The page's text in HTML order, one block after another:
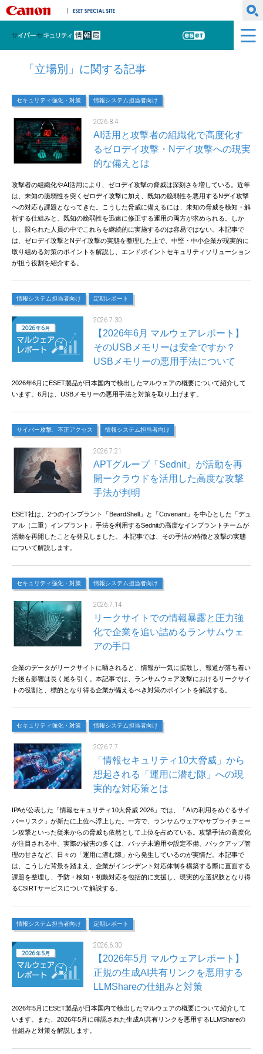
キヤノンマーケティングジャパン株式会社
サイバーセキュリティ情報局
ESET
「立場別」に関する記事
セキュリティ強化・対策 情報システム担当者向け
2026.8.4
AI活用と攻撃者の組織化で高度化す
るゼロデイ攻撃・Nデイ攻撃への現実
的な備えとは
攻撃者の組織化やAI活用により、ゼロデイ攻撃の脅威は深刻さを増している。近年
は、未知の脆弱性を突くゼロデイ攻撃に加え、既知の脆弱性を悪用するNデイ攻撃
への対応も課題となってきた。こうした脅威に備えるには、未知の脅威を検知・解
析する仕組みと、既知の脆弱性を迅速に修正する運用の両方が求められる。しか
し、限られた人員の中でこれらを継続的に実施するのは容易ではない。本記事で
は、ゼロデイ攻撃とNデイ攻撃の実態を整理した上で、中堅・中小企業が現実的に
取り組める対策のポイントを解説し、エンドポイントセキュリティソリューション
が担う役割を紹介する。
情報システム担当者向け 定期レポート
2026.7.30
【2026年6月 マルウェアレポート】
そのUSBメモリーは安全ですか？
USBメモリーの悪用手法について
2026年6月にESET製品が日本国内で検出したマルウェアの概要について紹介して
います。6月は、USBメモリーの悪用手法と対策を取り上げます。
サイバー攻撃、不正アクセス 情報システム担当者向け
2026.7.21
APTグループ「Sednit」が活動を再
開ークラウドを活用した高度な攻撃
手法が判明
ESET社は、2つのインプラント「BeardShell」と「Covenant」を中心とした「デュ
アル（二重）インプラント」手法を利用するSednitの高度なインプラントチームが
活動を再開したことを発見しました。 本記事では、その手法の特徴と攻撃の実態
について解説します。
セキュリティ強化・対策 情報システム担当者向け
2026.7.14
リークサイトでの情報暴露と圧力強
化で企業を追い詰めるランサムウェ
アの手口
企業のデータがリークサイトに晒されると、情報が一気に拡散し、報道が落ち着い
た後も影響は長く尾を引く。本記事では、ランサムウェア攻撃におけるリークサイ
トの役割と、標的となり得る企業が備えるべき対策のポイントを解説する。
セキュリティ強化・対策 情報システム担当者向け
2026.7.7
「情報セキュリティ10大脅威」から
想起される「運用に潜む隙」への現
実的な対応策とは
IPAが公表した「情報セキュリティ10大脅威 2026」では、「AIの利用をめぐるサイ
バーリスク」が新たに上位へ浮上した。一方で、ランサムウェアやサプライチェー
ン攻撃といった従来からの脅威も依然として上位を占めている。攻撃手法の高度化
が注目される中、実際の被害の多くは、パッチ未適用や設定不備、バックアップ管
理の甘さなど、日々の「運用に潜む隙」から発生しているのが実情だ。本記事で
は、こうした背景を踏まえ、企業がインシデント対応体制を構築する際に直面する
課題を整理し、予防・検知・初動対応を包括的に支援し、現実的な選択肢となり得
るCSIRTサービスについて解説する。
情報システム担当者向け 定期レポート
2026.6.30
【2026年5月 マルウェアレポート】
正規の生成AI共有リンクを悪用する
LLMShareの仕組みと対策
2026年5月にESET製品が日本国内で検出したマルウェアの概要について紹介して
います。また、2026年5月に確認された生成AI共有リンクを悪用するLLMShareの
仕組みと対策を解説します。